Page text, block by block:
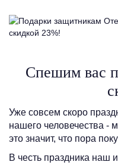
Спешим вас
Уже совсем скоро
нашего человечества -
это значит, что пора
В честь праздника наш